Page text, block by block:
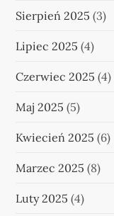
Sierpień 2025 (3)
Lipiec 2025 (4)
Czerwiec 2025 (4)
Maj 2025 (5)
Kwiecień 2025 (6)
Marzec 2025 (8)
Luty 2025 (4)